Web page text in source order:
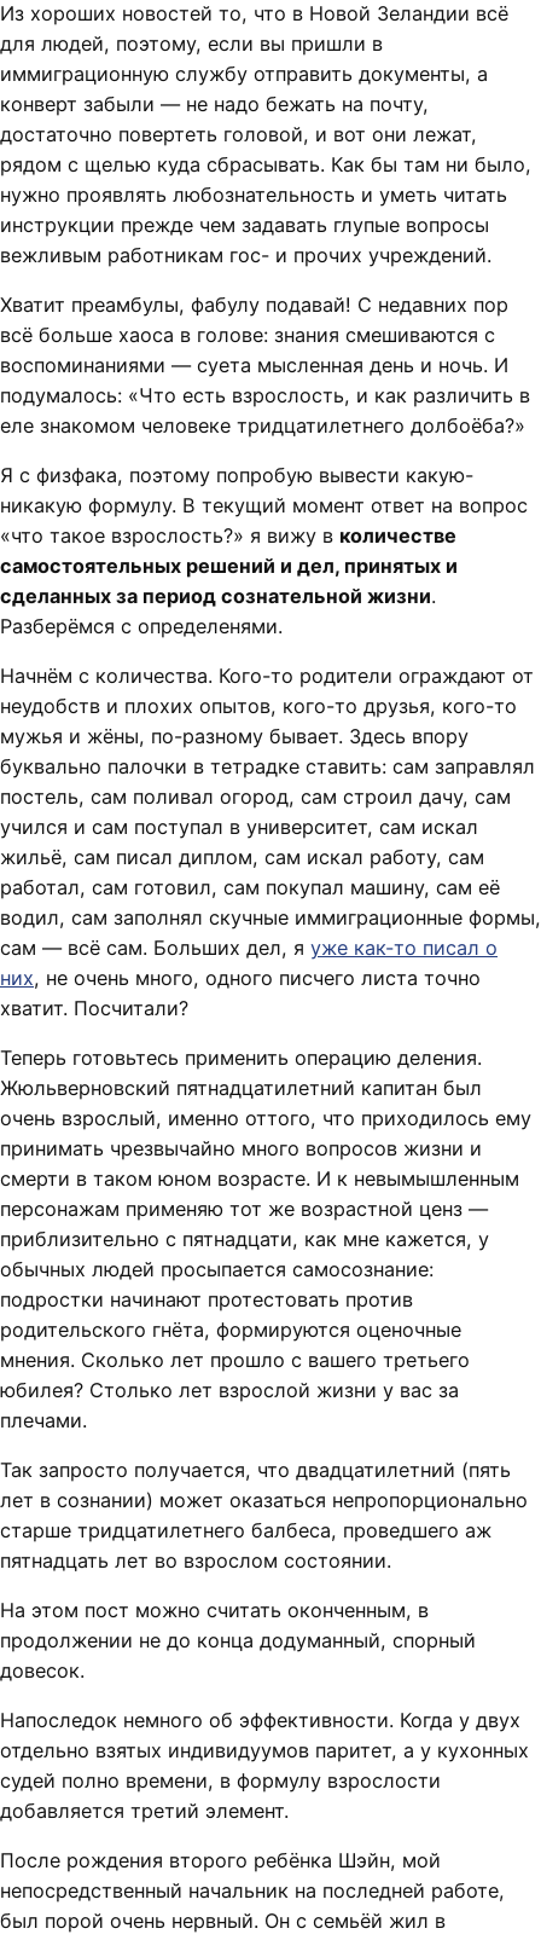
Из хороших новостей то, что в Новой Зеландии всё
для людей, поэтому, если вы пришли в
иммиграционную службу отправить документы, а
конверт забыли — не надо бежать на почту,
достаточно повертеть головой, и вот они лежат,
рядом с щелью куда сбрасывать. Как бы там ни было,
нужно проявлять любознательность и уметь читать
инструкции прежде чем задавать глупые вопросы
вежливым работникам гос- и прочих учреждений.
Хватит преамбулы, фабулу подавай! С недавних пор
всё больше хаоса в голове: знания смешиваются с
воспоминаниями — суета мысленная день и ночь. И
подумалось: «Что есть взрослость, и как различить в
еле знакомом человеке тридцатилетнего долбоёба?»
Я с физфака, поэтому попробую вывести какую-
никакую формулу. В текущий момент ответ на вопрос
«что такое взрослость?» я вижу в количестве
самостоятельных решений и дел, принятых и
сделанных за период сознательной жизни.
Разберёмся с определенями.
Начнём с количества. Кого-то родители ограждают от
неудобств и плохих опытов, кого-то друзья, кого-то
мужья и жёны, по-разному бывает. Здесь впору
буквально палочки в тетрадке ставить: сам заправлял
постель, сам поливал огород, сам строил дачу, сам
учился и сам поступал в университет, сам искал
жильё, сам писал диплом, сам искал работу, сам
работал, сам готовил, сам покупал машину, сам её
водил, сам заполнял скучные иммиграционные формы,
сам — всё сам. Больших дел, я уже как-то писал о
них, не очень много, одного писчего листа точно
хватит. Посчитали?
Теперь готовьтесь применить операцию деления.
Жюльверновский пятнадцатилетний капитан был
очень взрослый, именно оттого, что приходилось ему
принимать чрезвычайно много вопросов жизни и
смерти в таком юном возрасте. И к невымышленным
персонажам применяю тот же возрастной ценз —
приблизительно с пятнадцати, как мне кажется, у
обычных людей просыпается самосознание:
подростки начинают протестовать против
родительского гнёта, формируются оценочные
мнения. Сколько лет прошло с вашего третьего
юбилея? Столько лет взрослой жизни у вас за
плечами.
Так запросто получается, что двадцатилетний (пять
лет в сознании) может оказаться непропорционально
старше тридцатилетнего балбеса, проведшего аж
пятнадцать лет во взрослом состоянии.
На этом пост можно считать оконченным, в
продолжении не до конца додуманный, спорный
довесок.
Напоследок немного об эффективности. Когда у двух
отдельно взятых индивидуумов паритет, а у кухонных
судей полно времени, в формулу взрослости
добавляется третий элемент.
После рождения второго ребёнка Шэйн, мой
непосредственный начальник на последней работе,
был порой очень нервный. Он с семьёй жил в